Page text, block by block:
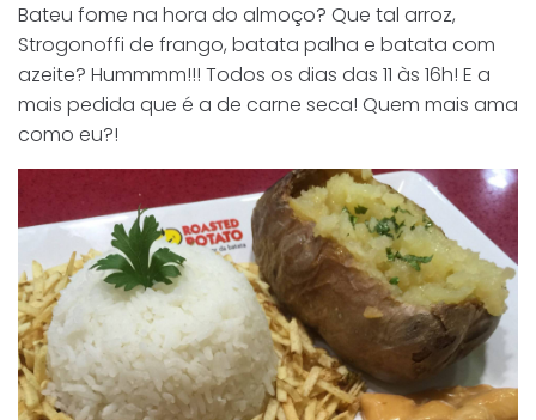
Bateu fome na hora do almoço? Que tal arroz,
Strogonoffi de frango, batata palha e batata com
azeite? Hummmm!!! Todos os dias das 11 às 16h! E a
mais pedida que é a de carne seca! Quem mais ama
como eu?!